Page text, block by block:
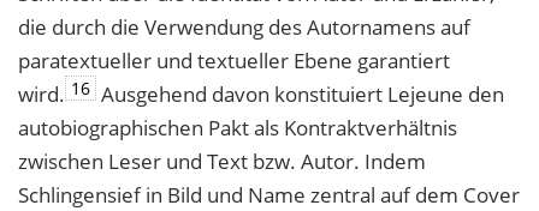
die durch die Verwendung des Autornamens auf
paratextueller und textueller Ebene garantiert
wird. 16 Ausgehend davon konstituiert Lejeune den
autobiographischen Pakt als Kontraktverhältnis
zwischen Leser und Text bzw. Autor. Indem
Schlingensief in Bild und Name zentral auf dem Cover